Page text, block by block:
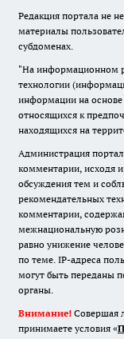
Редакция портала не
материалы
субдоменах.
"На информационном
технологии
информации на основе
относящихся к
находящихся на
Администрация
комментарии, исходя
обсуждения тем и
рекомендательных
комментарии,
межнациональную
равно унижение
по теме. IP-адреса
могут быть переданы
органы.
Внимание! Совершая
принимаете условия «